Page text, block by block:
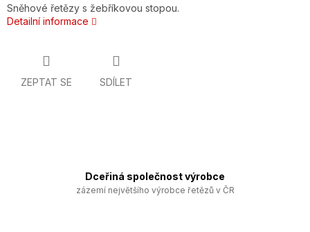
Sněhové řetězy s žebříkovou stopou.
Detailní informace
ZEPTAT SE SDÍLET
Dceřiná společnost výrobce
zázemí největšího výrobce řetězů v ČR